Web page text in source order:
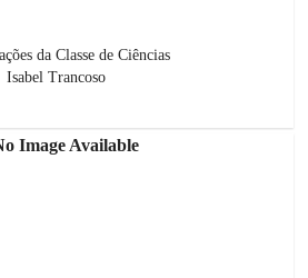
da Classe de Ciências
Isabel Trancoso